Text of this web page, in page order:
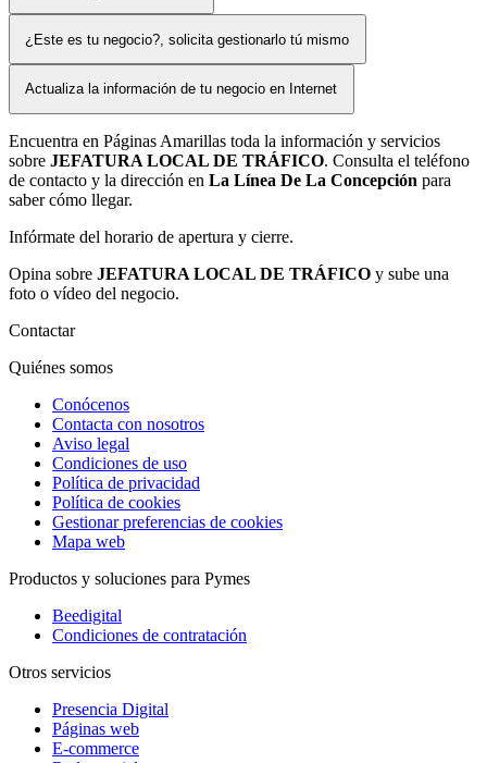
¿Este es tu negocio?, solicita gestionarlo tú mismo
Actualiza la información de tu negocio en Internet
Encuentra en Páginas Amarillas toda la información y servicios
sobre JEFATURA LOCAL DE TRÁFICO. Consulta el teléfono
de contacto y la dirección en La Línea De La Concepción para
saber cómo llegar.
Infórmate del horario de apertura y cierre.
Opina sobre JEFATURA LOCAL DE TRÁFICO y sube una
foto o vídeo del negocio.
Contactar
Quiénes somos
Conócenos
Contacta con nosotros
Aviso legal
Condiciones de uso
Política de privacidad
Política de cookies
Gestionar preferencias de cookies
Mapa web
Productos y soluciones para Pymes
Beedigital
Condiciones de contratación
Otros servicios
Presencia Digital
Páginas web
E-commerce